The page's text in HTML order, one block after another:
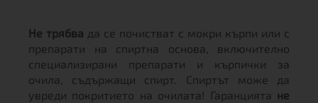
Не трябва да се почистват с мокри кърпи или с
препарати на спиртна основа, включително
специализирани препарати и кърпички за
очила, съдържащи спирт. Спиртът може да
увреди покритието на очилата! Гаранцията не